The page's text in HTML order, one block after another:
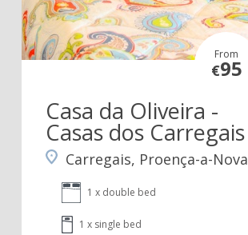
From
€95
Casa da Oliveira -
Casas dos Carregais
Carregais, Proença-a-Nova
1 x double bed
1 x single bed